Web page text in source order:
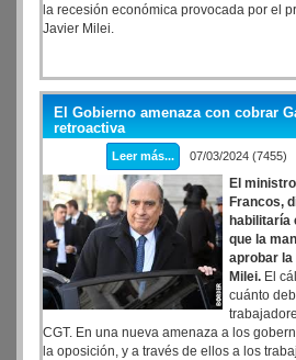
la recesión económica provocada por el
Javier Milei.
El Gobierno amenaza con cobrar
retroactiva
Leer más... 07/03/2024
El
Francos,
habilitaría
que la
aprobar
Milei. El
cuánto
CGT. En una nueva amenaza a los
la oposición, y a través de ellos a los